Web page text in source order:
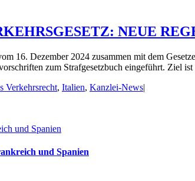
NEUE
16. Dezember 2024 zusammen mit dem
zum Strafgesetzbuch eingeführt. Ziel
Verkehrsrecht, Italien, Kanzlei-News|
und Spanien
und Spanien